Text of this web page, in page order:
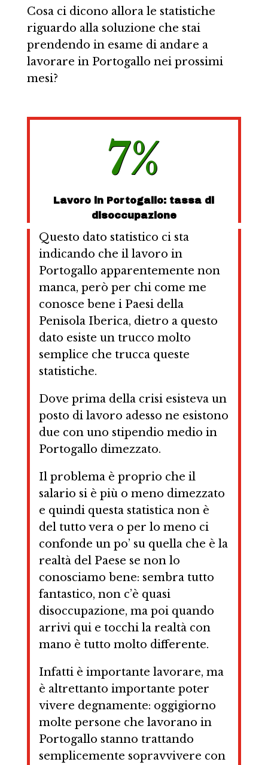
Cosa ci dicono allora le statistiche
riguardo alla soluzione che stai
prendendo in esame di andare a
lavorare in Portogallo nei prossimi
mesi?
7%
Lavoro in Portogallo: tassa di
disoccupazione
Questo dato statistico ci sta
indicando che il lavoro in
Portogallo apparentemente non
manca, però per chi come me
conosce bene i Paesi della
Penisola Iberica, dietro a questo
dato esiste un trucco molto
semplice che trucca queste
statistiche.
Dove prima della crisi esisteva un
posto di lavoro adesso ne esistono
due con uno stipendio medio in
Portogallo dimezzato.
Il problema è proprio che il
salario si è più o meno dimezzato
e quindi questa statistica non è
del tutto vera o per lo meno ci
confonde un po’ su quella che è la
realtà del Paese se non lo
conosciamo bene: sembra tutto
fantastico, non c’è quasi
disoccupazione, ma poi quando
arrivi qui e tocchi la realtà con
mano è tutto molto differente.
Infatti è importante lavorare, ma
è altrettanto importante poter
vivere degnamente: oggigiorno
molte persone che lavorano in
Portogallo stanno trattando
semplicemente sopravvivere con